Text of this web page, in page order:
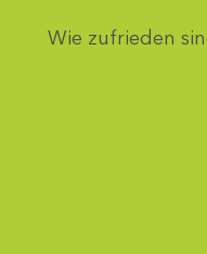
Wie zufrieden